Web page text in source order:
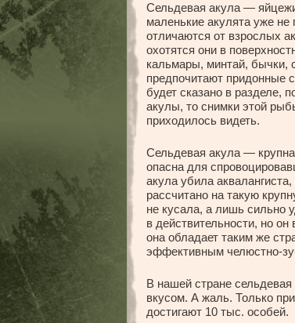
Сельдевая акула —
маленькие акулята уже
отличаются от взрослых
охотятся они в
кальмары, минтай, бычки,
предпочитают придонные
будет сказано в разделе,
акулы, то снимки этой
приходилось видеть.
Сельдевая акула —
опасна для
акула убила
рассчитано на такую
не кусала, а лишь сильно
в действительности, но
она обладает таким же
эффективным челюстно-
В нашей стране
вкусом. А жаль. Только
достигают 10 тыс. особей.